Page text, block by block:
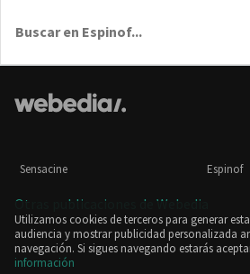
Sensacine Espinof
Otras publicaciones de Webedia
Utilizamos cookies de terceros para generar
audiencia y mostrar publicidad personalizada
navegación. Si sigues navegando estarás
información